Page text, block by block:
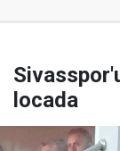
locada